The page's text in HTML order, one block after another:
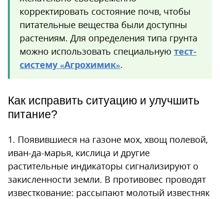
корректировать состояние почв, чтобы
питательные вещества были доступны
растениям. Для определения типа грунта
можно использовать специальную тест-
систему «Агрохимик».
Как исправить ситуацию и улучшить
питание?
1. Появившиеся на газоне мох, хвощ полевой,
иван-да-марья, кислица и другие
растительные индикаторы сигнализируют о
закисленности земли. В противовес проводят
известкование: рассыпают молотый известняк